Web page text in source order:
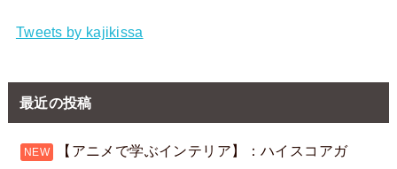
Tweets by kajikissa
最近の投稿
【アニメで学ぶインテリア】：ハイスコアガ